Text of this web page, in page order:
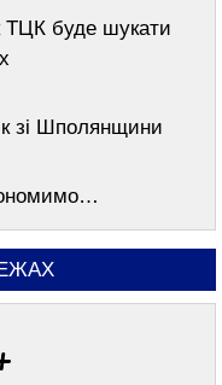
ТЦК буде шукати
зі Шполянщини